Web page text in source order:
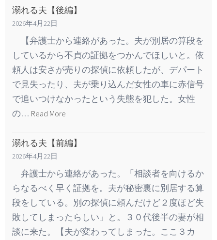
溺れる夫【後編】
2026年4月22日
【弁護士から連絡があった。夫が別居の算段を
しているから不貞の証拠をつかんでほしいと。依
頼人は安さが売りの探偵に依頼したが、デパート
で見失ったり、夫が乗り込んだ女性の車に赤信号
で追いつけなかったという失態を犯した。女性
の… Read More
溺れる夫【前編】
2026年4月22日
弁護士から連絡があった。「相談者を向けるか
らなるべく早く証拠を。夫が秘密裏に別居する算
段をしている。別の探偵に頼んだけど２度ほど失
敗してしまったらしい」と。３０代後半の妻が相
談に来た。【夫が変わってしまった。ここ３カ